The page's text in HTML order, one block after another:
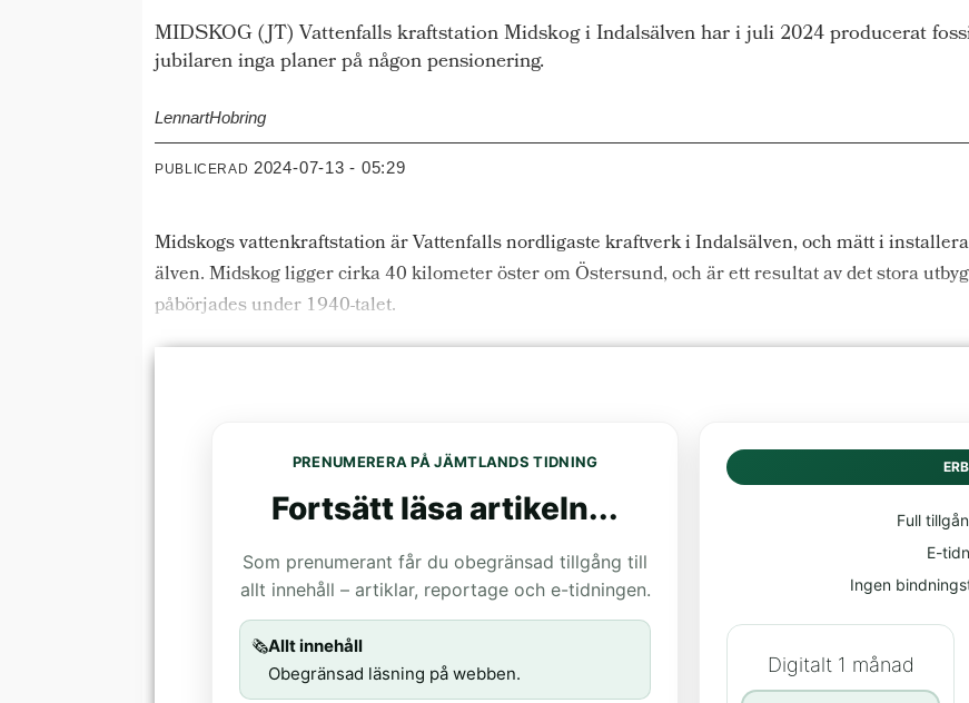
MIDSKOG (JT) Vattenfalls kraftstation Midskog i Indalsälven har i juli 2024 producerat
jubilaren inga planer på någon pensionering.
LennartHobring
PUBLICERAD 2024-07-13 - 05:29
Midskogs vattenkraftstation är Vattenfalls nordligaste kraftverk i Indalsälven, och mätt i
älven. Midskog ligger cirka 40 kilometer öster om Östersund, och är ett resultat av det stora
påbörjades under 1940-talet.
PRENUMERERA PÅ JÄMTLANDS TIDNING
Fortsätt läsa artikeln...
Som prenumerant får du obegränsad tillgång till
allt innehåll – artiklar, reportage och e-tidningen.
🗞️Allt innehåll
Obegränsad läsning på webben.
Full
E-
Ingen
Digitalt 1 månad